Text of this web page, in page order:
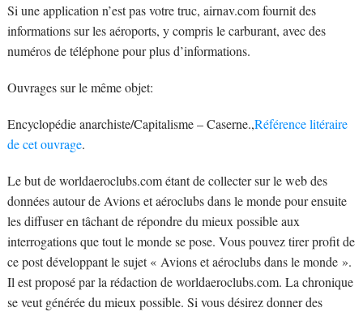
Si une application n’est pas votre truc, airnav.com fournit des
informations sur les aéroports, y compris le carburant, avec des
numéros de téléphone pour plus d’informations.
Ouvrages sur le même objet:
Encyclopédie anarchiste/Capitalisme – Caserne.,Référence litéraire
de cet ouvrage.
Le but de worldaeroclubs.com étant de collecter sur le web des
données autour de Avions et aéroclubs dans le monde pour ensuite
les diffuser en tâchant de répondre du mieux possible aux
interrogations que tout le monde se pose. Vous pouvez tirer profit de
ce post développant le sujet « Avions et aéroclubs dans le monde ».
Il est proposé par la rédaction de worldaeroclubs.com. La chronique
se veut générée du mieux possible. Si vous désirez donner des